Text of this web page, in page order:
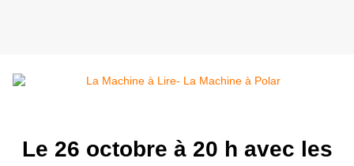
Le 26 octobre à 20 h avec les